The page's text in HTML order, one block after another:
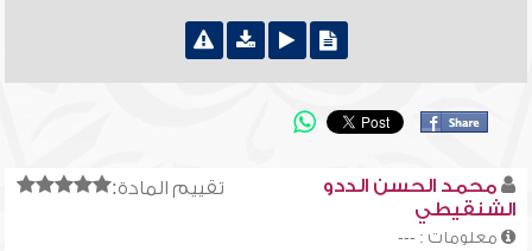
تقييم المادة:
محمد الحسن الددو
الشنقيطي
معلومات : ---